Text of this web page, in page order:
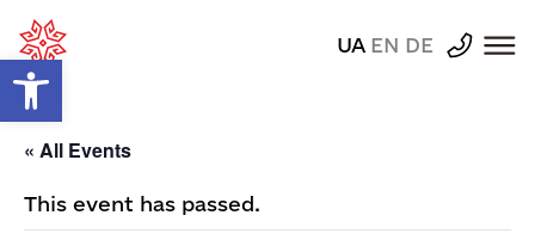
Відкрити Панель інструментів
UA EN DE
« All Events
This event has passed.